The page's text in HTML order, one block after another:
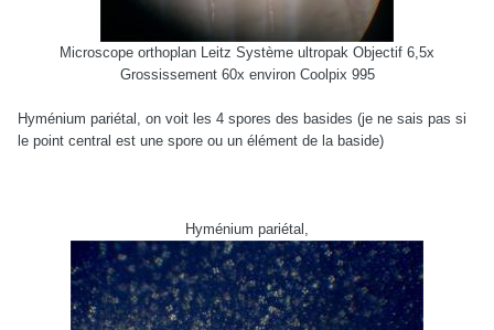
Microscope orthoplan Leitz Système ultropak Objectif 6,5x
Grossissement 60x environ Coolpix 995
Hyménium pariétal, on voit les 4 spores des basides (je ne sais pas si
le point central est une spore ou un élément de la baside)
Hyménium pariétal,